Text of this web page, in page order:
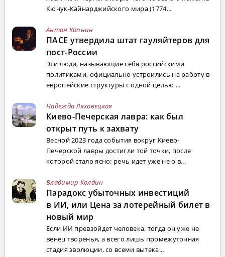
Кючук-Кайнарджийского мира (1774...
Антон Копнин
ПАСЕ утвердила штат гауляйтеров для
пост-России
Эти люди, называющие себя российскими
политиками, официально устроились на работу в
европейские структуры с одной целью ...
Надежда Ляховецкая
Киево-Печерская лавра: как был
открыт путь к захвату
Весной 2023 года события вокруг Киево-
Печерской лавры достигли той точки, после
которой стало ясно: речь идет уже не о в...
Владимир Колдин
Парадокс убыточных инвестиций
в ИИ, или Цена за лотерейный билет в
новый мир
Если ИИ превзойдет человека, тогда он уже не
венец творенья, а всего лишь промежуточная
стадия эволюции, со всеми вытека...